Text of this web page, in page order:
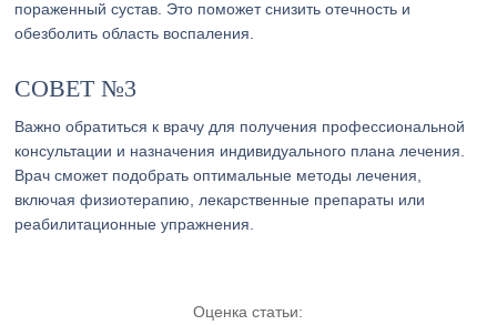
пораженный сустав. Это поможет снизить отечность и
обезболить область воспаления.
СОВЕТ №3
Важно обратиться к врачу для получения профессиональной
консультации и назначения индивидуального плана лечения.
Врач сможет подобрать оптимальные методы лечения,
включая физиотерапию, лекарственные препараты или
реабилитационные упражнения.
Оценка статьи: